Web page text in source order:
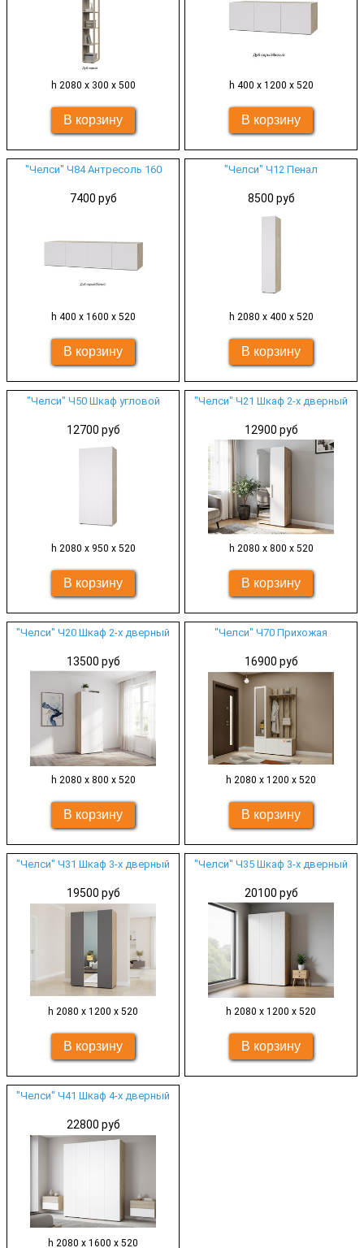
h 2080 х 300 х 500 h 400 х 1200 х 520
"Челси" Ч84 Антресоль 160
7400 руб
h 400 х 1600 х 520
"Челси" Ч12 Пенал
8500 руб
h 2080 х 400 х 520
"Челси" Ч50 Шкаф угловой
12700 руб
h 2080 х 950 х 520
"Челси" Ч21 Шкаф 2-х дверный
12900 руб
h 2080 х 800 х 520
"Челси" Ч20 Шкаф 2-х дверный
13500 руб
h 2080 х 800 х 520
"Челси" Ч70 Прихожая
16900 руб
h 2080 х 1200 х 520
"Челси" Ч31 Шкаф 3-х дверный
19500 руб
h 2080 х 1200 х 520
"Челси" Ч35 Шкаф 3-х дверный
20100 руб
h 2080 х 1200 х 520
"Челси" Ч41 Шкаф 4-х дверный
22800 руб
h 2080 х 1600 х 520